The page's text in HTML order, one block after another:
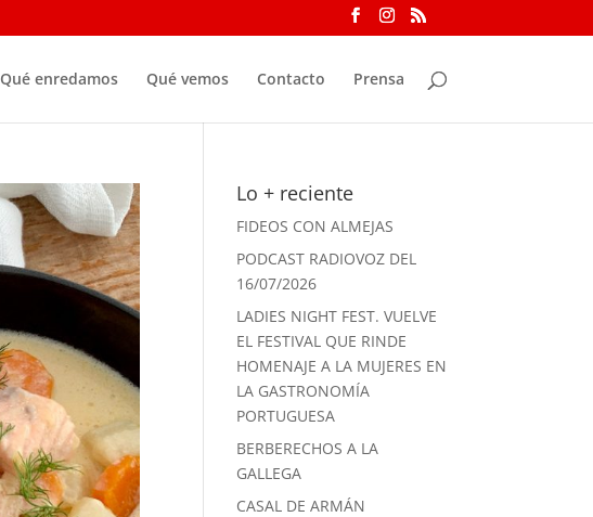
Qué enredamos Qué vemos Contacto Prensa
Lo + reciente
FIDEOS CON ALMEJAS
PODCAST RADIOVOZ DEL
16/07/2026
LADIES NIGHT FEST. VUELVE
EL FESTIVAL QUE RINDE
HOMENAJE A LA MUJERES EN
LA GASTRONOMÍA
PORTUGUESA
BERBERECHOS A LA
GALLEGA
CASAL DE ARMÁN